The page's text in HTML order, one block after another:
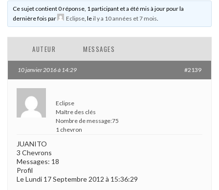
Ce sujet contient 0 réponse, 1 participant et a été mis à jour pour la
dernière fois par
Eclipse , leil y a 10 années et 7 mois
AUTEUR MESSAGES
10 janvier 2016 à 14:29 #2139
Eclipse
Maître des clés
Nombre de message:75
1 chevron
JUANITO
3 Chevrons
Messages: 18
Profil
Le Lundi 17 Septembre 2012 à 15:36:29